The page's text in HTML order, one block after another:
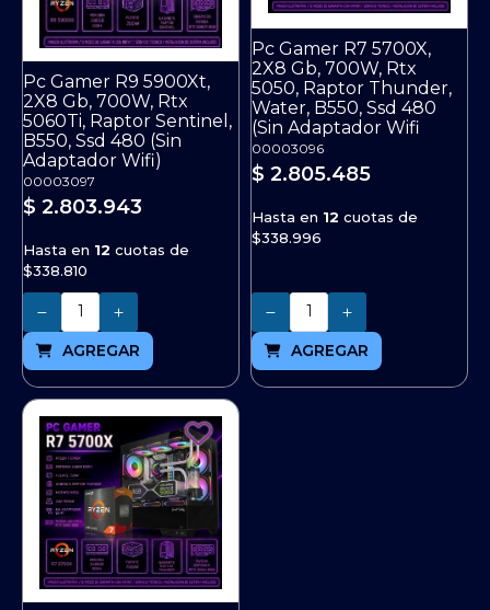
Pc Gamer R9 5900Xt,
2X8 Gb, 700W, Rtx
5060Ti, Raptor Sentinel,
B550, Ssd 480 (Sin
Adaptador Wifi)
00003097
$ 2.803.943
Hasta en 12 cuotas de
$338.810
Cantidad
AGREGAR
Pc Gamer R7 5700X,
2X8 Gb, 700W, Rtx
5050, Raptor Thunder,
Water, B550, Ssd 480
(Sin Adaptador Wifi
00003096
$ 2.805.485
Hasta en 12 cuotas de
$338.996
Cantidad
AGREGAR